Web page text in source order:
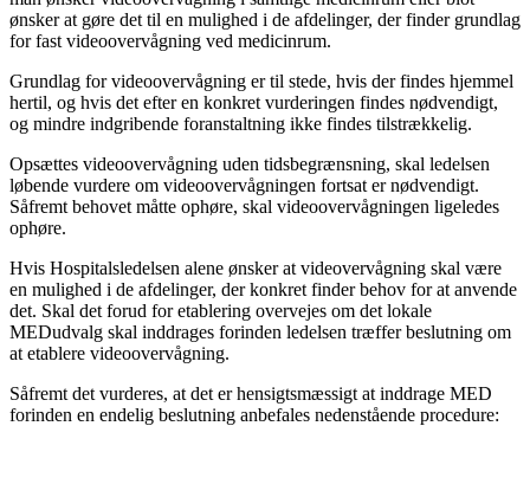
ønsker at gøre det til en mulighed i de afdelinger, der finder grundlag
for fast videoovervågning ved medicinrum.
Grundlag for videoovervågning er til stede, hvis der findes hjemmel
hertil, og hvis det efter en konkret vurderingen findes nødvendigt,
og mindre indgribende foranstaltning ikke findes tilstrækkelig.
Opsættes videoovervågning uden tidsbegrænsning, skal ledelsen
løbende vurdere om videoovervågningen fortsat er nødvendigt.
Såfremt behovet måtte ophøre, skal videoovervågningen ligeledes
ophøre.
Hvis Hospitalsledelsen alene ønsker at videovervågning skal være
en mulighed i de afdelinger, der konkret finder behov for at anvende
det. Skal det forud for etablering overvejes om det lokale
MEDudvalg skal inddrages forinden ledelsen træffer beslutning om
at etablere videoovervågning.
Såfremt det vurderes, at det er hensigtsmæssigt at inddrage MED
forinden en endelig beslutning anbefales nedenstående procedure: